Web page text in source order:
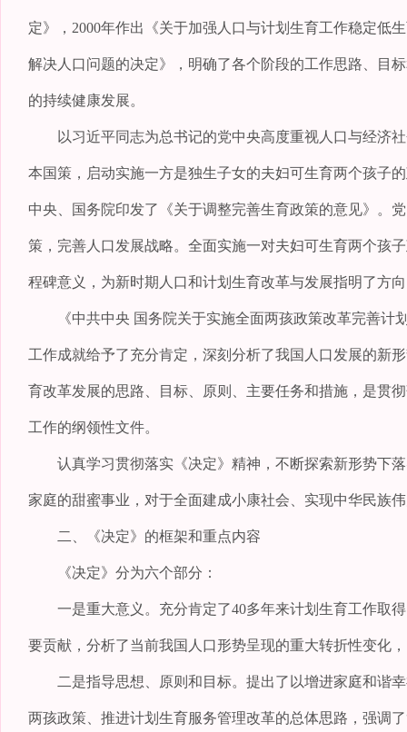
定》，2000年作出《关于加强人口与计划生育工作稳定低
解决人口问题的决定》，明确了各个阶段的工作思路、目
的持续健康发展。
以习近平同志为总书记的党中央高度重视人口与经济社
本国策，启动实施一方是独生子女的夫妇可生育两个孩子
中央、国务院印发了《关于调整完善生育政策的意见》。
策，完善人口发展战略。全面实施一对夫妇可生育两个孩
程碑意义，为新时期人口和计划生育改革与发展指明了方
《中共中央 国务院关于实施全面两孩政策改革完善计
工作成就给予了充分肯定，深刻分析了我国人口发展的新
育改革发展的思路、目标、原则、主要任务和措施，是贯
工作的纲领性文件。
认真学习贯彻落实《决定》精神，不断探索新形势下落
家庭的甜蜜事业，对于全面建成小康社会、实现中华民族
二、《决定》的框架和重点内容
《决定》分为六个部分：
一是重大意义。充分肯定了40多年来计划生育工作取得
要贡献，分析了当前我国人口形势呈现的重大转折性变化
二是指导思想、原则和目标。提出了以增进家庭和谐幸
两孩政策、推进计划生育服务管理改革的总体思路，强调